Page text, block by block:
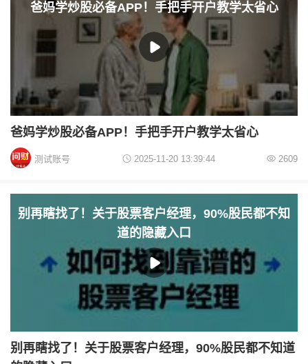
爸妈学炒股必备APP！手把手开户教学太省心
爸妈学炒股必备APP！手把手开户教学太省心
测试账号 2025-11-20 13:39:44 2609
别再瞎找了！关于股票客户经理，90%股民都不知
道的隐藏入口
别再瞎找了！关于股票客户经理，90%股民都不知道